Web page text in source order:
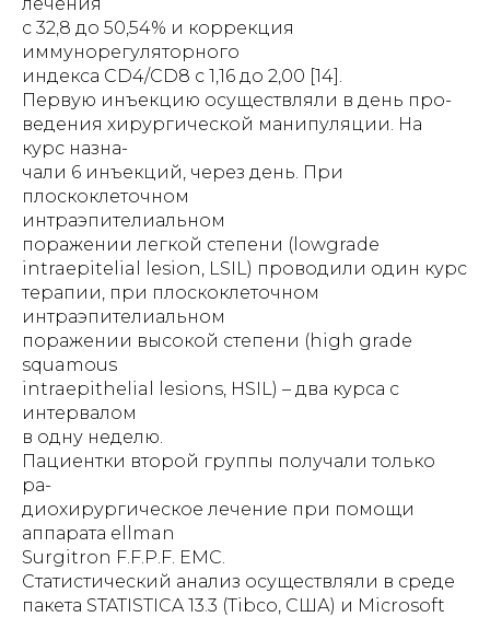
с 32,8 до 50,54% и коррекция
иммунорегуляторного
индекса CD4/CD8 с 1,16 до 2,00 [14].
Первую инъекцию осуществляли в день про-
ведения хирургической манипуляции. На
курс назна-
чали 6 инъекций, через день. При
плоскоклеточном
интраэпителиальном
поражении легкой степени (lowgrade
intraepitelial lesion, LSIL) проводили один курс
терапии, при плоскоклеточном
интраэпителиальном
поражении высокой степени (high grade
squamous
intraepithelial lesions, HSIL) – два курса с
интервалом
в одну неделю.
Пациентки второй группы получали только
ра-
диохирургическое лечение при помощи
аппарата ellman
Surgitron F.F.P.F. EMC.
Статистический анализ осуществляли в среде
пакета STATISTICA 13.3 (Tibco, США) и Microsoft